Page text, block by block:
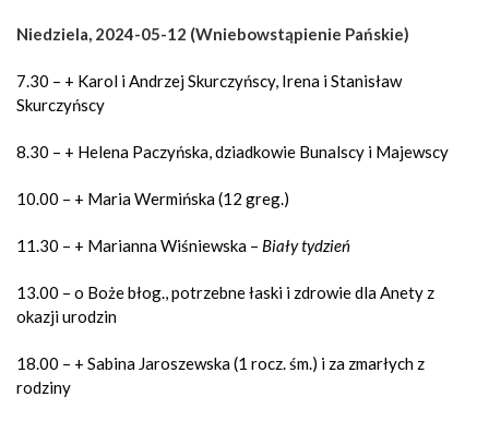
Niedziela, 2024-05-12 (Wniebowstąpienie Pańskie)
7.30 – + Karol i Andrzej Skurczyńscy, Irena i Stanisław
Skurczyńscy
8.30 – + Helena Paczyńska, dziadkowie Bunalscy i Majewscy
10.00 – + Maria Wermińska (12 greg.)
11.30 – + Marianna Wiśniewska – Biały tydzień
13.00 – o Boże błog., potrzebne łaski i zdrowie dla Anety z
okazji urodzin
18.00 – + Sabina Jaroszewska (1 rocz. śm.) i za zmarłych z
rodziny